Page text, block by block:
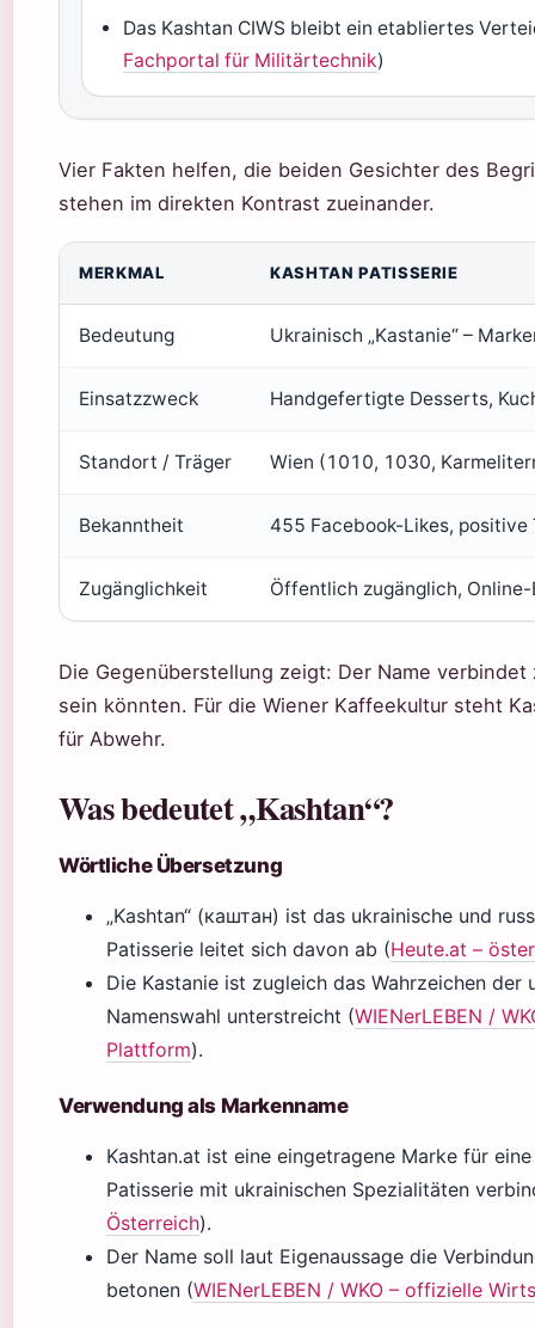
Das Kashtan CIWS bleibt ein etabliertes
Fachportal für Militärtechnik)
Vier Fakten helfen, die beiden Gesichter des
stehen im direkten Kontrast zueinander.
MERKMAL KASHTAN PATISSERIE
Bedeutung Ukrainisch „Kastanie“ –
Einsatzzweck Handgefertigte Desserts,
Standort / Träger Wien (1010, 1030,
Bekanntheit 455 Facebook-Likes,
Zugänglichkeit Öffentlich zugänglich,
Die Gegenüberstellung zeigt: Der Name
sein könnten. Für die Wiener Kaffeekultur steht
für Abwehr.
Was bedeutet „Kashtan“?
Wörtliche Übersetzung
„Kashtan“ (каштан) ist das ukrainische und
Patisserie leitet sich davon ab (Heute.at –
Die Kastanie ist zugleich das Wahrzeichen
Namenswahl unterstreicht (WIENerLEBEN /
Plattform).
Verwendung als Markenname
Kashtan.at ist eine eingetragene Marke für
Patisserie mit ukrainischen Spezialitäten
Österreich).
Der Name soll laut Eigenaussage die
betonen (WIENerLEBEN / WKO – offizielle